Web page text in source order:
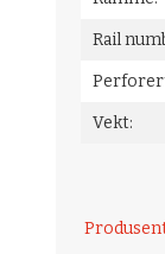
Rail
Vekt: